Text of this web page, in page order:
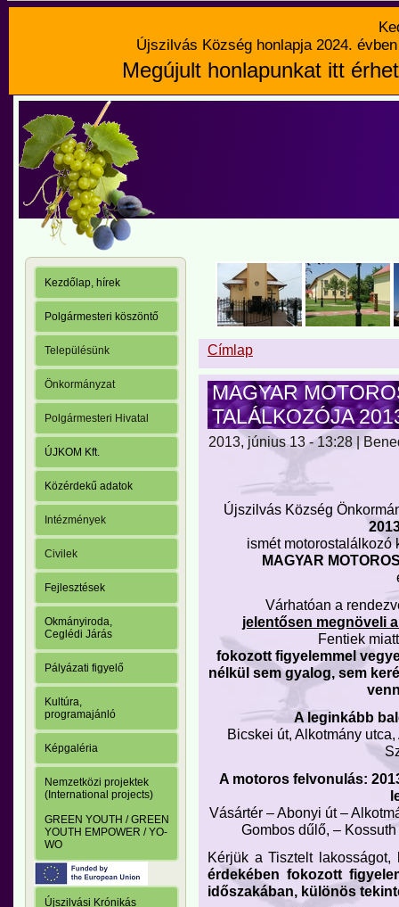
Újszilvás Község honlapja 2024.
Megújult honlapunkat itt
Kezdőlap, hírek
Polgármesteri köszöntő
Településünk
Önkormányzat
Polgármesteri Hivatal
ÚJKOM Kft.
Közérdekű adatok
Intézmények
Civilek
Fejlesztések
Okmányiroda,
Ceglédi Járás
Pályázati figyelő
Kultúra,
programajánló
Képgaléria
Nemzetközi projektek
(International projects)
GREEN YOUTH / GREEN
YOUTH EMPOWER / YO-
WO
Újszilvási Krónikás
Címlap
MAGYAR
TALÁLKOZÓJA
2013, június 13 - 13:28 |
Újszilvás Község
ismét motorostalálkozó
MAGYAR
Várhatóan a
jelentősen megnöveli
Fentiek
fokozott figyelemmel
nélkül sem gyalog, sem
A leginkább
Bicskei út, Alkotmány
A motoros felvonulás:
Vásártér – Abonyi út –
Gombos dűlő, –
Kérjük a Tisztelt
érdekében fokozott
időszakában, különös